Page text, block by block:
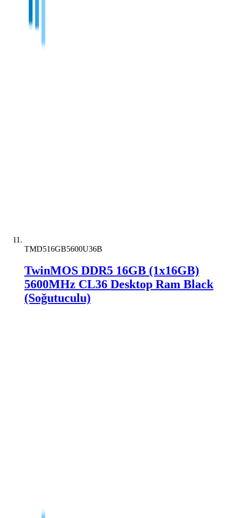
TMD516GB5600U36B
TwinMOS DDR5 16GB (1x16GB)
5600MHz CL36 Desktop Ram Black
(Soğutuculu)